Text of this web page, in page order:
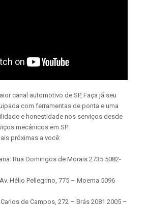
canal automotivo de SP, Faça já seu
com ferramentas de ponta e uma
e honestidade nos serviços desde
mecânicos em SP.
próximas a você:
Rua Domingos de Morais 2735 5082-
Hélio Pellegrino, 775 – Moema 5096
Carlos de Campos, 272 – Brás 2081 2005 –